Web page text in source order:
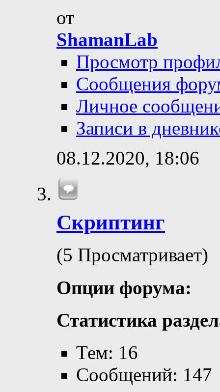
от
ShamanLab
Просмотр
Сообщения
Личное
Записи в
08.12.2020, 18:06
Скриптинг
(5 Просматривает)
Опции форума:
Статистика
Тем: 16
Сообщений: 147